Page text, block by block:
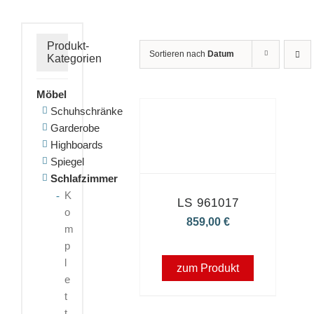
Sortieren nach Datum
LS 961017
859,00 €
zum Produkt
Produkt-
Kategorien
Möbel
Schuhschränke
Garderobe
Highboards
Spiegel
Schlafzimmer
K
o
m
p
l
e
t